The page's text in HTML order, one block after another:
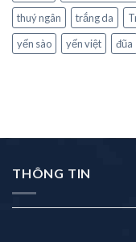
thuý ngân
trắng da
yến sào
yến việt đũa
THÔNG TIN